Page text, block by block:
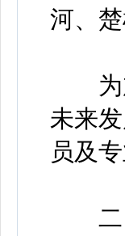
河、
为加
未来
员及
二、